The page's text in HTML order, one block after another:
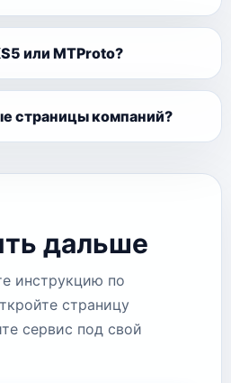
или MTProto?
страницы компаний?
дальше
инструкцию по
страницу
сервис под свой